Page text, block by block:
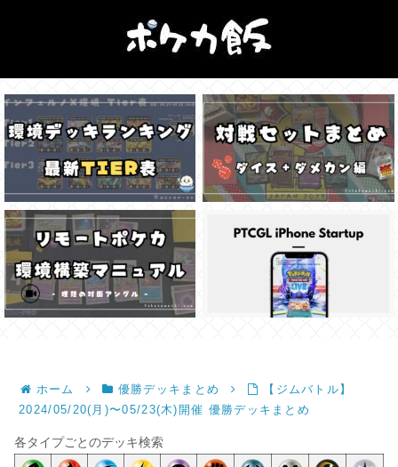
ホーム 優勝デッキまとめ
【ジムバトル】
2024/05/20(月)〜05/23(木)開催 優勝デッキまとめ
各タイプごとのデッキ検索